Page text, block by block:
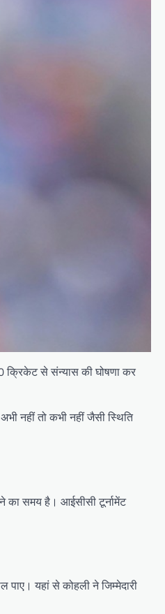
क्रिकेट से संन्यास की घोषणा कर
नहीं तो कभी नहीं जैसी स्थिति
का समय है। आईसीसी टूर्नामेंट
यहां से कोहली ने जिम्मेदारी